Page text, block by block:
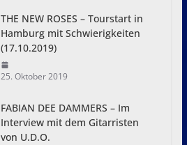
THE NEW ROSES – Tourstart in
Hamburg mit Schwierigkeiten
(17.10.2019)
25. Oktober 2019
FABIAN DEE DAMMERS – Im
Interview mit dem Gitarristen
von U.D.O.